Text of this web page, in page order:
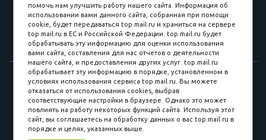
8 (3822) 50-48-50
8 (3822) 65-42-10
© 2015-2026. Компания «Мебельный куб».
ИП Саворенко Валерий Александрович. Россия, г. Томск, пл.
Соляная, 6 стр. 16, Цокольный этаж
помочь нам улучшить работу нашего сайта. Информация об
использовании вами данного сайта, собранная при помощи
cookie, будет передаваться top.mail.ru и храниться на сервере
top.mail.ru в ЕС и Российской Федерации. top.mail.ru будет
обрабатывать эту информацию для оценки использования
вами сайта, составления для нас отчетов о деятельности
нашего сайта, и предоставления других услуг. top.mail.ru
обрабатывает эту информацию в порядке, установленном в
условиях использования сервиса top.mail.ru. Вы можете
отказаться от использования cookies, выбрав
соответствующие настройки в браузере. Однако это может
повлиять на работу некоторых функций сайта. Используя этот
сайт, вы соглашаетесь на обработку данных о вас top.mail.ru в
порядке и целях, указанных выше.